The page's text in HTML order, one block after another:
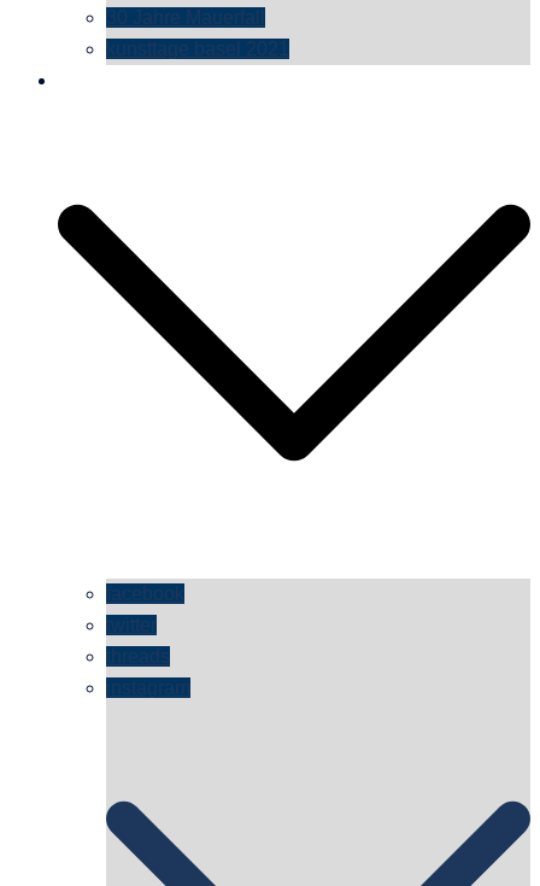
30 Jahre Mauerfall
kunsttage basel 2021
facebook
twitter
threads
instagram